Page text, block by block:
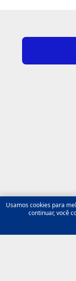
Usamos cookies para
continuar, você